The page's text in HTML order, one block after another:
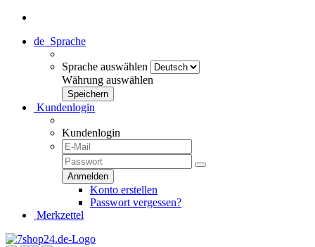
de Sprache
Sprache auswählen
Währung auswählen
Kundenlogin
Kundenlogin
Konto erstellen
Passwort vergessen?
Merkzettel